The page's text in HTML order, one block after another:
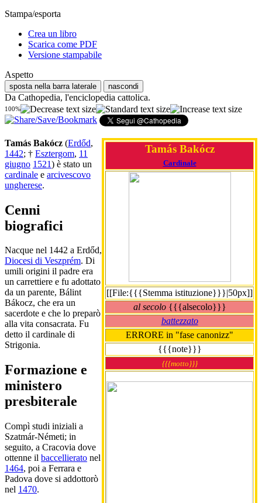
Stampa/esporta
Crea un libro
Scarica come PDF
Versione stampabile
Aspetto
sposta nella barra laterale nascondi
Da Cathopedia, l'enciclopedia cattolica.
100%
Tamás Bakócz
Cardinale
[[File:{{{Stemma istituzione}}}|50px]]
al secolo{{{alsecolo}}}
battezzato
ERRORE in "fase canonizz"
{{{note}}}
{{{motto}}}
Tamás Bakócz (Erdőd,
1442; † Esztergom, 11
giugno 1521) è stato un
cardinale e arcivescovo
ungherese.
Cenni
biografici
Nacque nel 1442 a Erdőd,
Diocesi di Veszprém. Di
umili origini il padre era
un carrettiere e fu adottato
da un parente, Bálint
Bákocz, che era un
sacerdote e che lo preparò
alla vita consacrata. Fu
detto il cardinale di
Strigonia.
Formazione e
ministero
presbiterale
Compì studi iniziali a
Szatmár-Németi; in
seguito, a Cracovia dove
ottenne il baccellierato nel
1464, poi a Ferrara e
Padova dove si addottorò
nel 1470.